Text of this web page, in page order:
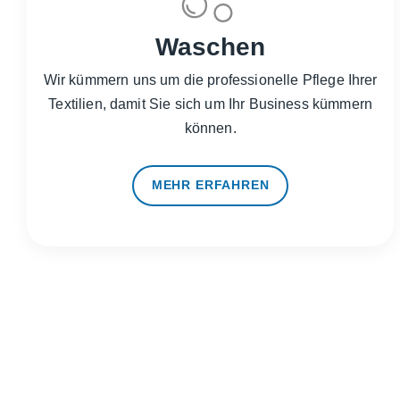
Waschen
Wir kümmern uns um die professionelle Pflege Ihrer
Textilien, damit Sie sich um Ihr Business kümmern
können.
MEHR ERFAHREN